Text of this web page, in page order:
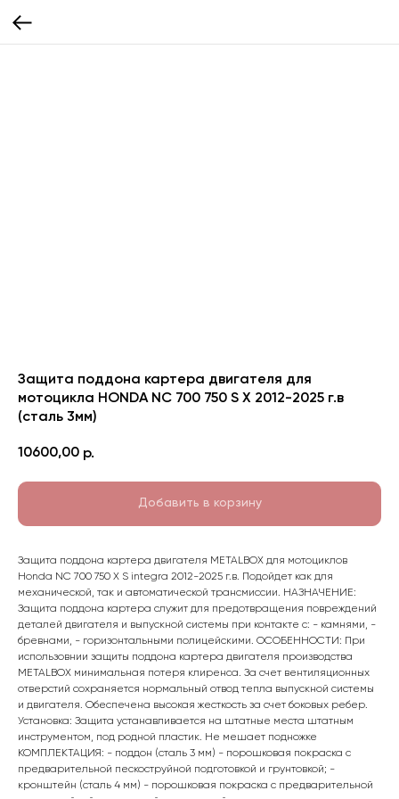
Защита поддона картера двигателя для
мотоцикла HONDA NC 700 750 S X 2012-2025 г.в
(сталь 3мм)
10600,00 р.
Добавить в корзину
Защита поддона картера двигателя METALBOX для мотоциклов
Honda NC 700 750 X S integra 2012-2025 г.в. Подойдет как для
механической, так и автоматической трансмиссии. НАЗНАЧЕНИЕ:
Защита поддона картера служит для предотвращения повреждений
деталей двигателя и выпускной системы при контакте с: - камнями, -
бревнами, - горизонтальными полицейскими. ОСОБЕННОСТИ: При
использовнии защиты поддона картера двигателя производства
METALBOX минимальная потеря клиренса. За счет вентиляционных
отверстий сохраняется нормальный отвод тепла выпускной системы
и двигателя. Обеспечена высокая жесткость за счет боковых ребер.
Установка: Защита устанавливается на штатные места штатным
инструментом, под родной пластик. Не мешает подножке
КОМПЛЕКТАЦИЯ: - поддон (сталь 3 мм) - порошковая покраска с
предварительной пескоструйной подготовкой и грунтовкой; -
кронштейн (сталь 4 мм) - порошковая покраска с предварительной